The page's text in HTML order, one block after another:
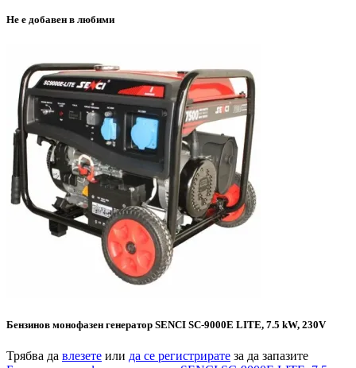
Не е добавен в любими
Бензинов монофазен генератор SENCI SC-9000E LITE, 7.5 kW, 230V
Трябва да влезете или да се регистрирате за да запазите